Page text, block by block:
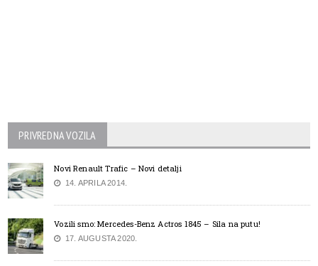
PRIVREDNA VOZILA
Novi Renault Trafic – Novi detalji
14. APRILA 2014.
Vozili smo: Mercedes-Benz Actros 1845 – Sila na putu!
17. AUGUSTA 2020.